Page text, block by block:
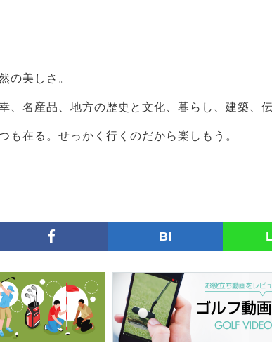
の美しさ。
、名産品、地方の歴史と文化、暮らし、建築、伝
も在る。せっかく行くのだから楽しもう。
B!